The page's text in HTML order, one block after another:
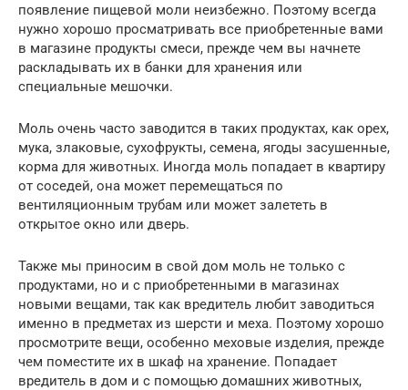
появление пищевой моли неизбежно. Поэтому всегда
нужно хорошо просматривать все приобретенные вами
в магазине продукты смеси, прежде чем вы начнете
раскладывать их в банки для хранения или
специальные мешочки.
Моль очень часто заводится в таких продуктах, как орех,
мука, злаковые, сухофрукты, семена, ягоды засушенные,
корма для животных. Иногда моль попадает в квартиру
от соседей, она может перемещаться по
вентиляционным трубам или может залететь в
открытое окно или дверь.
Также мы приносим в свой дом моль не только с
продуктами, но и с приобретенными в магазинах
новыми вещами, так как вредитель любит заводиться
именно в предметах из шерсти и меха. Поэтому хорошо
просмотрите вещи, особенно меховые изделия, прежде
чем поместите их в шкаф на хранение. Попадает
вредитель в дом и с помощью домашних животных,